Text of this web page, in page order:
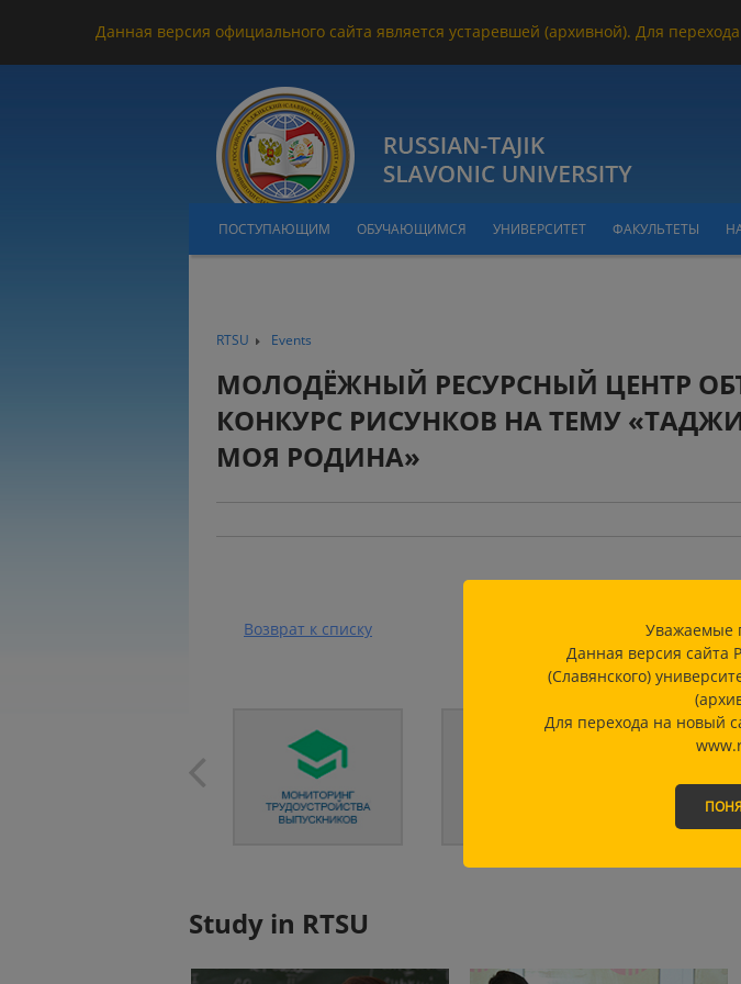
Данная версия официального сайта является устаревшей (архивной). Для
ПОСТУПАЮЩИМ ОБУЧАЮЩИМСЯ УНИВЕРСИТЕТ ФАКУЛЬТЕТЫ
RTSU Events
МОЛОДЁЖНЫЙ РЕСУРСНЫЙ ЦЕНТР
КОНКУРС РИСУНКОВ НА ТЕМУ
МОЯ РОДИНА»
Возврат к списку
Study in RTSU
Уважаемые
Данная версия сайта
(Славянского)
Для перехода на новый